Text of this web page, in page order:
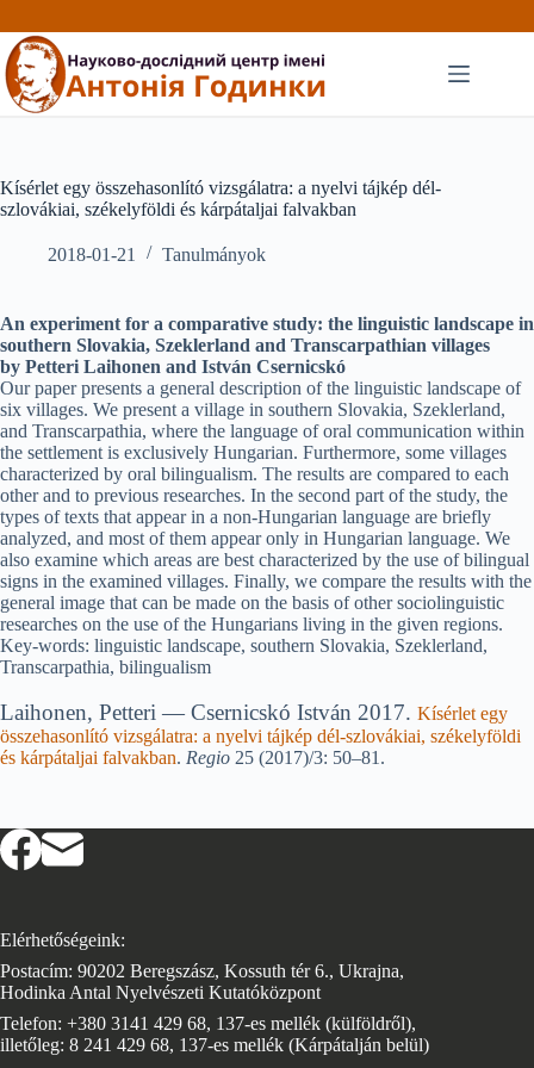
до
вмісту
Kísérlet egy összehasonlító vizsgálatra: a nyelvi tájkép dél-
szlovákiai, székelyföldi és kárpátaljai falvakban
2018-01-21 Tanulmányok
An experiment for a comparative study: the linguistic landscape in
southern Slovakia, Szeklerland and Transcarpathian villages
by Petteri Laihonen and István Csernicskó
Our paper presents a general description of the linguistic landscape of
six villages. We present a village in southern Slovakia, Szeklerland,
and Transcarpathia, where the language of oral communication within
the settlement is exclusively Hungarian. Furthermore, some villages
characterized by oral bilingualism. The results are compared to each
other and to previous researches. In the second part of the study, the
types of texts that appear in a non-Hungarian language are briefly
analyzed, and most of them appear only in Hungarian language. We
also examine which areas are best characterized by the use of bilingual
signs in the examined villages. Finally, we compare the results with the
general image that can be made on the basis of other sociolinguistic
researches on the use of the Hungarians living in the given regions.
Key-words: linguistic landscape, southern Slovakia, Szeklerland,
Transcarpathia, bilingualism
Laihonen, Petteri — Csernicskó István 2017. Kísérlet egy
összehasonlító vizsgálatra: a nyelvi tájkép dél-szlovákiai, székelyföldi
és kárpátaljai falvakban. Regio 25 (2017)/3: 50–81.
Elérhetőségeink:
Postacím: 90202 Beregszász, Kossuth tér 6., Ukrajna,
Hodinka Antal Nyelvészeti Kutatóközpont
Telefon: +380 3141 429 68, 137-es mellék (külföldről),
illetőleg: 8 241 429 68, 137-es mellék (Kárpátalján belül)